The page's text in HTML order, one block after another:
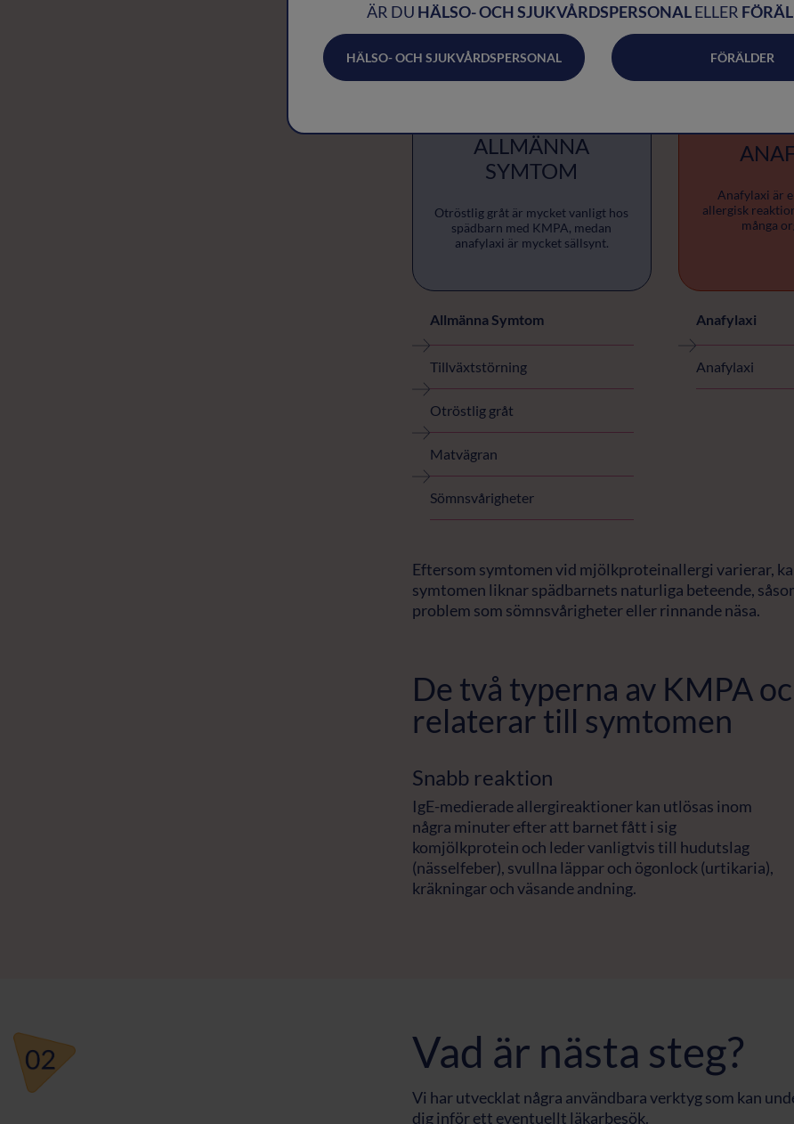
ALLMÄNNA
SYMTOM
Otröstlig gråt är mycket vanligt hos
spädbarn med KMPA, medan
anafylaxi är mycket sällsynt.
Allmänna Symtom
Tillväxtstörning
Otröstlig gråt
Matvägran
Sömnsvårigheter
Anafylaxi är
allergisk
många
Anafylaxi
Anafylaxi
Eftersom symtomen vid mjölkproteinallergi varierar,
symtomen liknar spädbarnets naturliga beteende,
problem som sömnsvårigheter eller rinnande näsa.
De två typerna av KMPA
relaterar till symtomen
Snabb reaktion
IgE-medierade allergireaktioner kan utlösas inom
några minuter efter att barnet fått i sig
komjölkprotein och leder vanligtvis till hudutslag
(nässelfeber), svullna läppar och ögonlock (urtikaria),
kräkningar och väsande andning.
Vad är nästa steg?
Vi har utvecklat några användbara verktyg som kan
dig inför ett eventuellt läkarbesök.
ÄR DU HÄLSO- OCH SJUKVÅRDSPERSONALELLER
HÄLSO- OCH SJUKVÅRDSPERSONAL FÖRÄLDER